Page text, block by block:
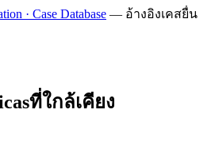
· Case Database — อ้างอิงเคสยื่น
ที่ใกล้เคียง